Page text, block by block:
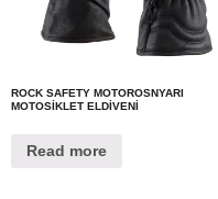
ROCK SAFETY MOTOROSNYARI
MOTOSİKLET ELDİVENİ
Read more